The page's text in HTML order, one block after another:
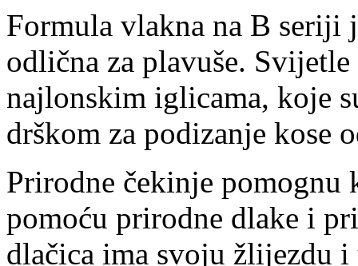
Formula vlakna na B seriji
odlična za plavuše.
najlonskim iglicama, koje
drškom za podizanje kose
Prirodne čekinje pomognu
pomoću prirodne dlake i
dlačica ima svoju žlijezdu